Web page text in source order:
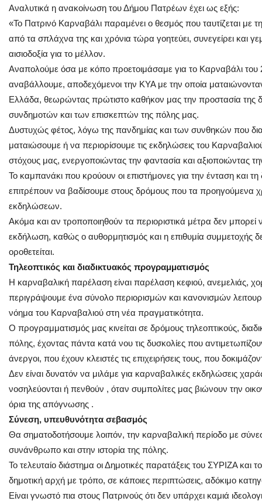
Αναλυτικά η ανακοίνωση του Δήμου Πατρέων έχει ως εξής:
«Το Πατρινό Καρναβάλι παραμένει ο θεσμός που ταυτίζεται με
από τα σπλάχνα της και χρόνια τώρα γοητεύει, συνεγείρει και
αισιοδοξία για το μέλλον.
Αναπολούμε όσα με κόπο προετοιμάσαμε για το Καρναβάλι
αναβάλλουμε, αποδεχόμενοι την ΚΥΑ με την οποία
Ελλάδα, θεωρώντας πρώτιστο καθήκον μας την προστασία της
συνδημοτών και των επισκεπτών της πόλης μας.
Δυστυχώς φέτος, λόγω της πανδημίας και των συνθηκών που
ματαιώσουμε ή να περιορίσουμε τις εκδηλώσεις του
στόχους μας, ενεργοποιώντας την φαντασία και αξιοποιώντας
Το καμπανάκι που κρούουν οι επιστήμονες για την ένταση και
επιτρέπουν να βαδίσουμε στους δρόμους που τα προηγούμενα
εκδηλώσεων.
Ακόμα και αν τροποποιηθούν τα περιοριστικά μέτρα δεν μπορεί
εκδήλωση, καθώς ο αυθορμητισμός και η επιθυμία συμμετοχής
οροθετείται.
Τηλεοπτικός και διαδικτυακός προγραμματισμός
Η καρναβαλική παρέλαση είναι παρέλαση κεφιού, ανεμελιάς,
περιγράψουμε ένα σύνολο περιορισμών και κανονισμών
νόημα του Καρναβαλιού στη νέα πραγματικότητα.
Ο προγραμματισμός μας κινείται σε δρόμους τηλεοπτικούς,
πόλης, έχοντας πάντα κατά νου τις δυσκολίες που
άνεργοι, που έχουν κλειστές τις επιχειρήσεις τους, που
Δεν είναι δυνατόν να μιλάμε για καρναβαλικές εκδηλώσεις
νοσηλεύονται ή πενθούν , όταν συμπολίτες μας βιώνουν την
όρια της απόγνωσης .
Σύνεση, υπευθυνότητα σεβασμός
Θα σηματοδοτήσουμε λοιπόν, την καρναβαλική περίοδο με
συνάνθρωπο και στην ιστορία της πόλης.
Το τελευταίο διάστημα οι Δημοτικές παρατάξεις του ΣΥΡΙΖΑ και
δημοτική αρχή με τρόπο, σε κάποιες περιπτώσεις, αδόκιμο
Είναι γνωστό πια στους Πατρινούς ότι δεν υπάρχει καμιά